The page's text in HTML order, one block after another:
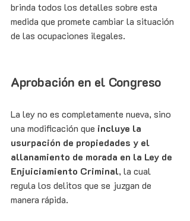
brinda todos los detalles sobre esta
medida que promete cambiar la situación
de las ocupaciones ilegales.
Aprobación en el Congreso
La ley no es completamente nueva, sino
una modificación que incluye la
usurpación de propiedades y el
allanamiento de morada en la Ley de
Enjuiciamiento Criminal, la cual
regula los delitos que se juzgan de
manera rápida.